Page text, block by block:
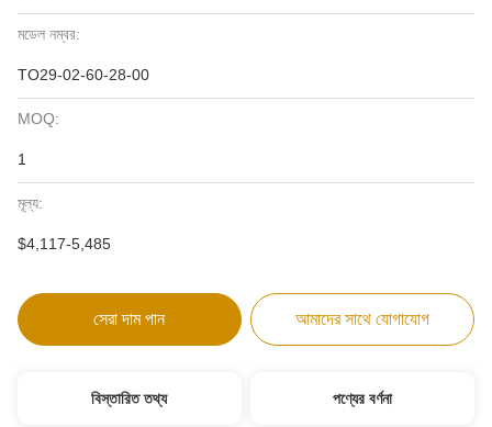
মডেল নম্বর:
TO29-02-60-28-00
MOQ:
1
মূল্য:
$4,117-5,485
সেরা দাম পান আমাদের সাথে যোগাযোগ
বিস্তারিত তথ্য পণ্যের বর্ণনা